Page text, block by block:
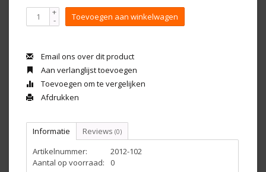
+
- Toevoegen aan winkelwagen
Email ons over dit product
Aan verlanglijst toevoegen
Toevoegen om te vergelijken
Afdrukken
Informatie Reviews (0)
Artikelnummer:
2012-102
Aantal op voorraad:
0